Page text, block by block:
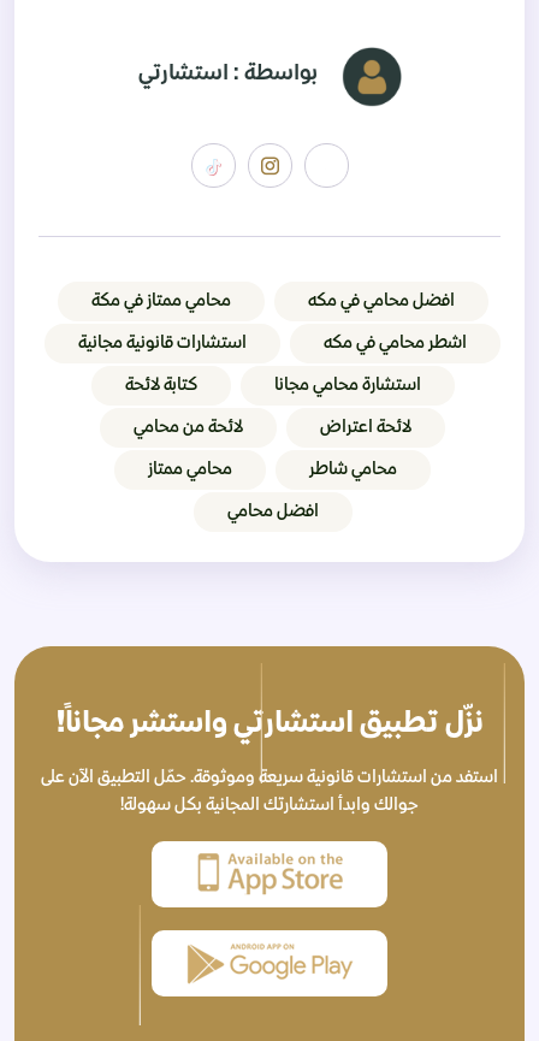
بواسطة : استشارتي
افضل محامي في مكه محامي ممتاز في مكة
اشطر محامي في مكه استشارات قانونية مجانية
استشارة محامي مجانا كتابة لائحة
لائحة اعتراض لائحة من محامي
محامي شاطر محامي ممتاز
افضل محامي
نزّل تطبيق استشارتي واستشر مجاناً!
استفد من استشارات قانونية سريعة وموثوقة. حمّل التطبيق الآن على
جوالك وابدأ استشارتك المجانية بكل سهولة!